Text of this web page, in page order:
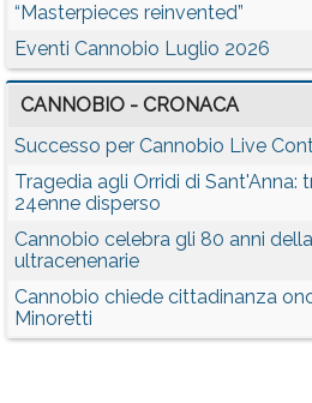
“Masterpieces reinvented”
Eventi Cannobio Luglio 2026
CANNOBIO - CRONACA
Successo per Cannobio Live
Tragedia agli Orridi di Sant'Anna:
24enne disperso
Cannobio celebra gli 80 anni
ultracenenarie
Cannobio chiede cittadinanza
Minoretti